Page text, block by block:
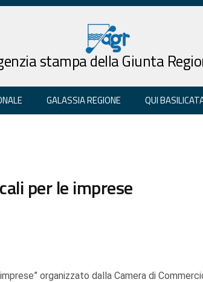
stampa della Giunta
GALASSIA REGIONE QUI
per le imprese
organizzato dalla Camera di